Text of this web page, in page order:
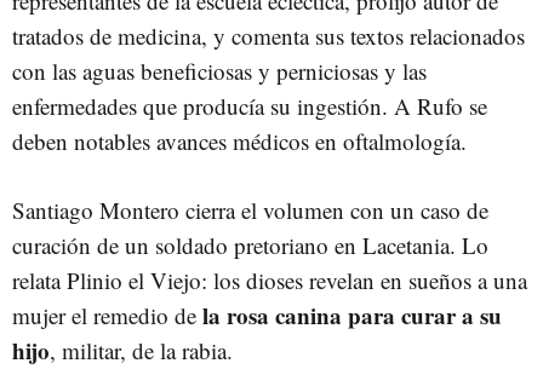
tratados de medicina, y comenta sus textos relacionados
con las aguas beneficiosas y perniciosas y las
enfermedades que producía su ingestión. A Rufo se
deben notables avances médicos en oftalmología.
Santiago Montero cierra el volumen con un caso de
curación de un soldado pretoriano en Lacetania. Lo
relata Plinio el Viejo: los dioses revelan en sueños a una
mujer el remedio de la rosa canina para curar a su
hijo, militar, de la rabia.